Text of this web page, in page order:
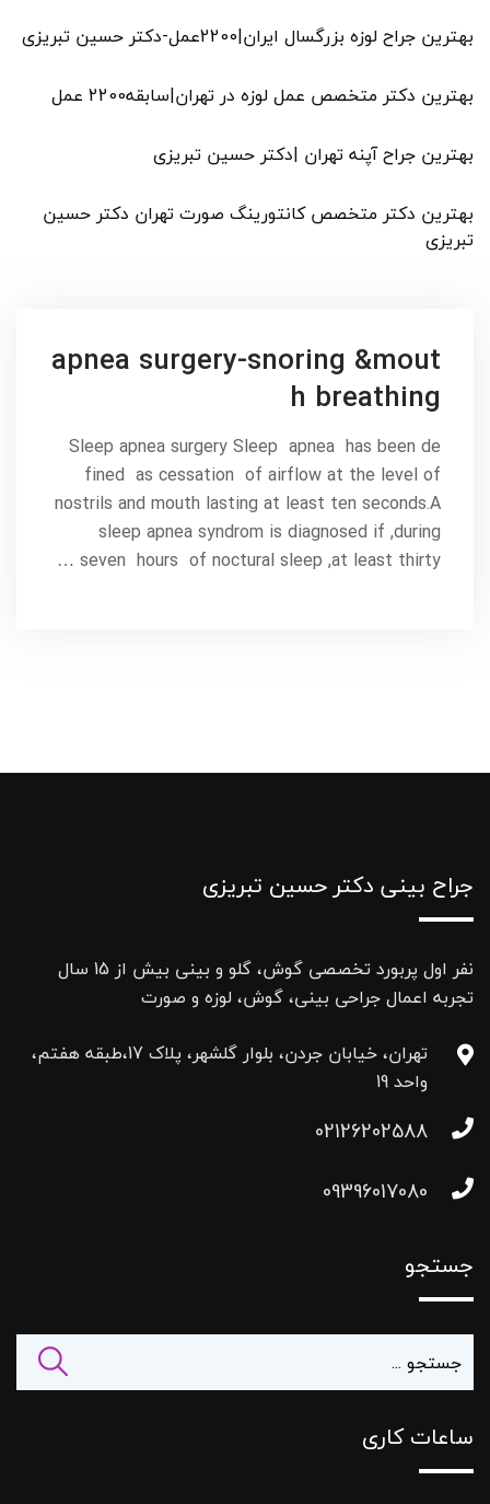
بهترین جراح لوزه بزرگسال ایران|2200عمل-دکتر حسین تبریزی
بهترین دکتر متخصص عمل لوزه در تهران|سابقه2200 عمل
بهترین جراح آپنه تهران |دکتر حسین تبریزی
بهترین دکتر متخصص کانتورینگ صورت تهران دکتر حسین
تبریزی
apnea surgery-snoring &mout
h breathing
Sleep apnea surgery Sleep apnea has been de
fined as cessation of airflow at the level of
nostrils and mouth lasting at least ten seconds.A
sleep apnea syndrom is diagnosed if ,during
seven hours of noctural sleep ,at least thirty …
جراح بینی دکتر حسین تبریزی
نفر اول پربورد تخصصی گوش، گلو و بینی بیش از 15 سال
تجربه اعمال جراحی بینی، گوش، لوزه و صورت
تهران، خیابان جردن، بلوار گلشهر، پلاک 17،طبقه هفتم،
واحد 19
02126202588
09396017080
جستجو
ساعات کاری